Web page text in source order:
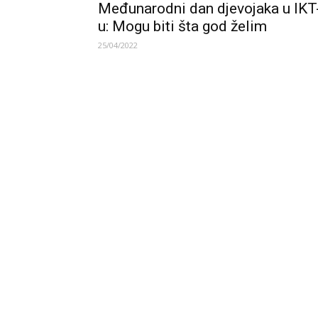
Međunarodni dan djevojaka u
u: Mogu biti šta god želim
25/04/2022